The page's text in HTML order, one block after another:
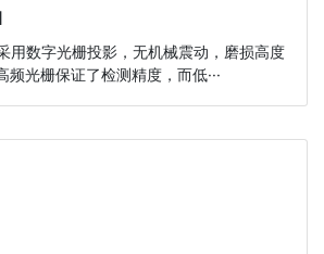
用数字光栅投影，无机械震动，磨损高度
光栅保证了检测精度，而低···